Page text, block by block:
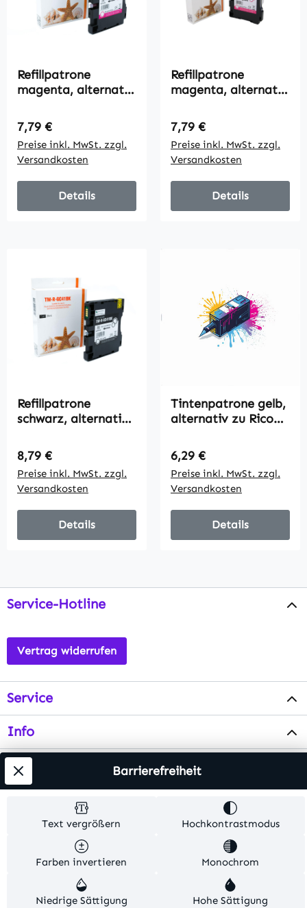
Refillpatrone
magenta, alternativ
2200 Seiten
Regulärer Preis:
7,79 €
Preise inkl. MwSt. zzgl.
Versandkosten
Details
Refillpatrone
magenta, alternativ
2500 Seiten
Regulärer Preis:
7,79 €
Preise inkl. MwSt. zzgl.
Versandkosten
Details
Refillpatrone
schwarz, alternativ
2500 Seiten
Regulärer Preis:
8,79 €
Preise inkl. MwSt. zzgl.
Versandkosten
Details
Tintenpatrone gelb,
alternativ zu Ricoh
Regulärer Preis:
6,29 €
Preise inkl. MwSt. zzgl.
Versandkosten
Details
Service-Hotline
Vertrag widerrufen
Service
Info
Testsieger
Alle Preise inkl. gesetzl. Mehrwertsteuer zzgl.
Versandkosten
. Alle Artikelangaben sind
Herstellerangaben und ohne Gewähr.
© 2026 MKV24 – Alle Rechte vorbehalten. Theme by
TC-Innovations
Text vergrößern Hochkontrastmodus
Farben invertieren Monochrom
Niedrige Sättigung Hohe Sättigung
Barrierefreiheit